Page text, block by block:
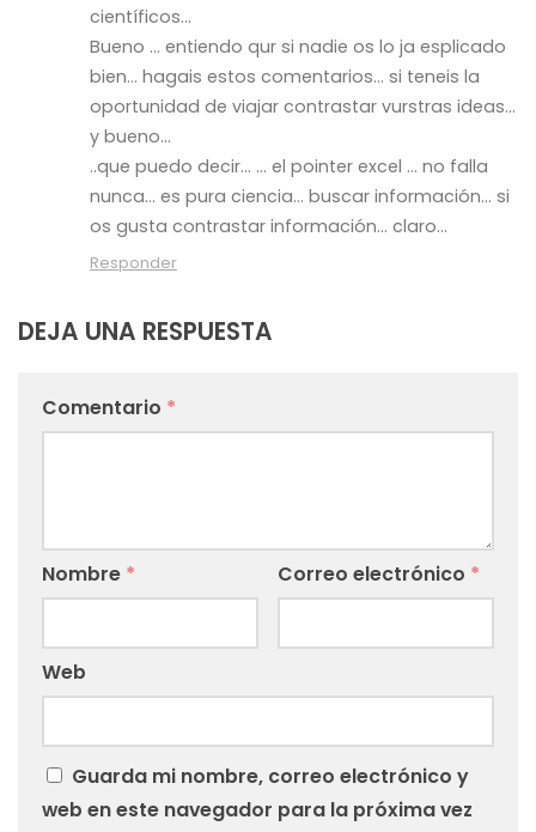
científicos…
Bueno … entiendo qur si nadie os lo ja esplicado
bien… hagais estos comentarios… si teneis la
oportunidad de viajar contrastar vurstras ideas…
y bueno…
..que puedo decir… … el pointer excel … no falla
nunca… es pura ciencia… buscar información… si
os gusta contrastar información… claro…
Responder
DEJA UNA RESPUESTA
Comentario *
Nombre * Correo electrónico *
Web
Guarda mi nombre, correo electrónico y
web en este navegador para la próxima vez